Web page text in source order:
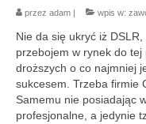
przez adam | wpis w:
Nie da się ukryć iż
przebojem w rynek do
droższych o co najmniej
sukcesem. Trzeba firmie
Samemu nie posiadając
profesjonalne, a jedynie